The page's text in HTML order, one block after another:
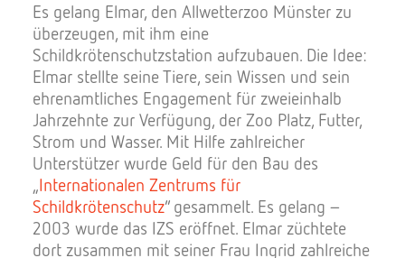
Es gelang Elmar, den Allwetterzoo Münster zu
überzeugen, mit ihm eine
Schildkrötenschutzstation aufzubauen. Die Idee:
Elmar stellte seine Tiere, sein Wissen und sein
ehrenamtliches Engagement für zweieinhalb
Jahrzehnte zur Verfügung, der Zoo Platz, Futter,
Strom und Wasser. Mit Hilfe zahlreicher
Unterstützer wurde Geld für den Bau des
„Internationalen Zentrums für
Schildkrötenschutz“ gesammelt. Es gelang –
2003 wurde das IZS eröffnet. Elmar züchtete
dort zusammen mit seiner Frau Ingrid zahlreiche